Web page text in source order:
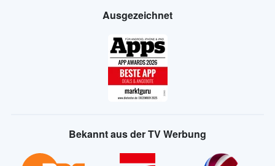
Ausgezeichnet
Bekannt aus der TV Werbung